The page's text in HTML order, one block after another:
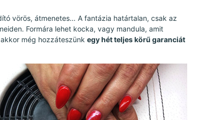
vörös, átmenetes… A fantázia határtalan, csak az
Formára lehet kocka, vagy mandula, amit
még hozzáteszünk egy hét teljes körű garanciát